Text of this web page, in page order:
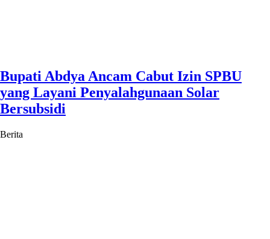
Bupati Abdya Ancam Cabut Izin SPBU
yang Layani Penyalahgunaan Solar
Bersubsidi
Berita